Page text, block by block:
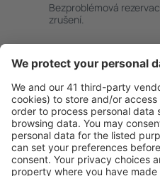
Bezproblémová
zrušení.
Atraktivní ceny a
uživatele.
Ubytování dle
Vyberte si z více než 1.3
apartmánů, chat a